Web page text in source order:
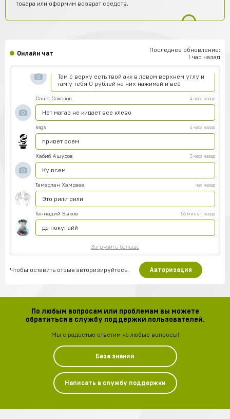
товара или оформим возврат средств.
Онлайн чат
Последнее обновление:
1 час назад
Vladimir Shumskiy
Там с верху есть твой акк в левом верхнем углу и
там у тебя 0 рублей на них нажимай и всё
Саша Соколов 4 часа назад
Нет магаз не кидает все клево
ksgs 4 часа назад
привет всем
Хабиб Ашуров 3 часа назад
Ку всем
Тамерлан Хамраев час назад
Это рили рили
Геннадий Быков 56 минут назад
да покупайй
Загрузить больше
Чтобы оставить отзыв авторизируйтесь. Авторизация
По любым вопросам или проблемам вы можете
обратиться в службу поддержки пользователей.
Мы с радостью ответим на любые вопросы!
База знаний
Написать в службу поддержки